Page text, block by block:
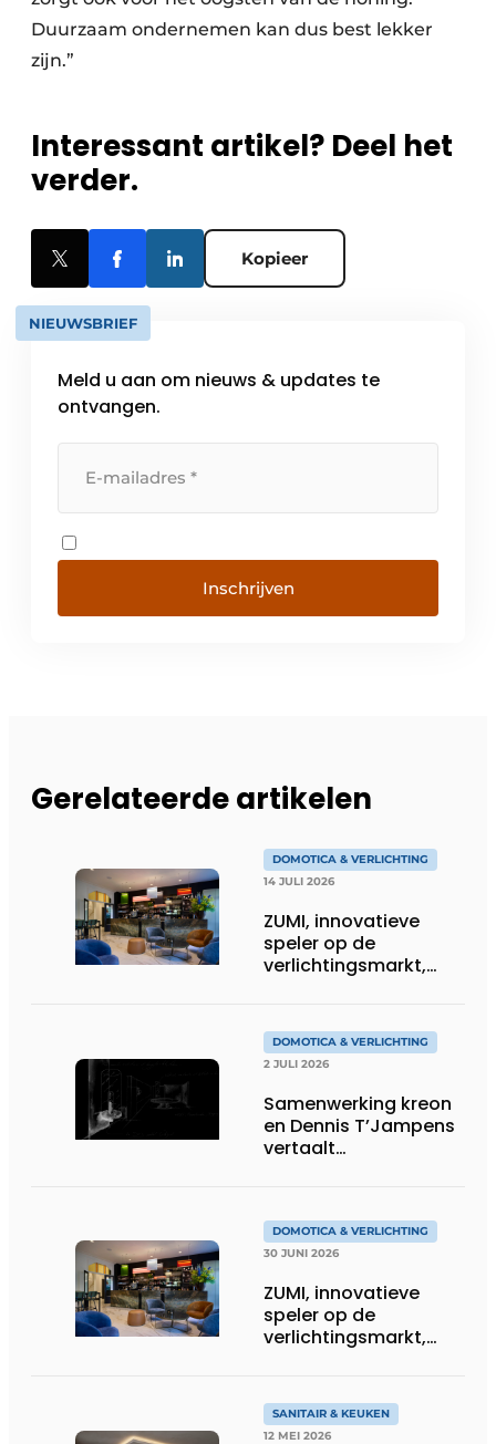
Duurzaam ondernemen kan dus best lekker
zijn.”
Interessant artikel? Deel het
verder.
Kopieer
NIEUWSBRIEF
Meld u aan om nieuws & updates te
ontvangen.
Inschrijven
Gerelateerde artikelen
DOMOTICA & VERLICHTING
14 JULI 2026
ZUMI, innovatieve
speler op de
verlichtingsmarkt,
DOMOTICA & VERLICHTING
2 JULI 2026
Samenwerking kreon
en Dennis T’Jampens
vertaalt
sfeervolle verlichting
DOMOTICA & VERLICHTING
30 JUNI 2026
ZUMI, innovatieve
speler op de
verlichtingsmarkt,
SANITAIR & KEUKEN
12 MEI 2026